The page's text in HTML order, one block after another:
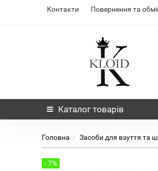
Контакти Повернення та
Каталог товарів
Головна Засоби для взуття та
- 7%